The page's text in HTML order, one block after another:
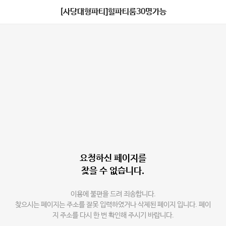
[사당대형파티]힐파티룸30명가능
요청하신 페이지를
찾을 수 없습니다.
이용에 불편을 드려 죄송합니다.
찾으시는 페이지는 주소를 잘못 입력하였거나 삭제된 페이지 입니다. 페이
지 주소를 다시 한 번 확인해 주시기 바랍니다.